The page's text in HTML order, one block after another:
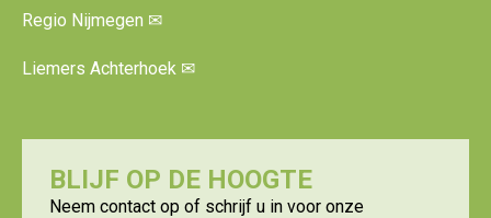
Regio Nijmegen ✉
Liemers Achterhoek ✉
BLIJF OP DE HOOGTE
Neem contact op of schrijf u in voor onze